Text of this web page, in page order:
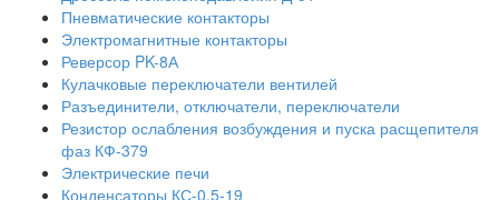
Пневматические контакторы
Электромагнитные контакторы
Реверсор PK-8А
Кулачковые переключатели вентилей
Разъединители, отключатели, переключатели
Резистор ослабления возбуждения и пуска расщепителя
фаз КФ-379
Электрические печи
Конденсаторы КС-0,5-19